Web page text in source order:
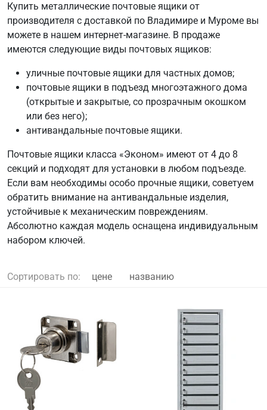
Купить металлические почтовые ящики от
производителя с доставкой по Владимире и Муроме вы
можете в нашем интернет-магазине. В продаже
имеются следующие виды почтовых ящиков:
уличные почтовые ящики для частных домов;
почтовые ящики в подъезд многоэтажного дома
(открытые и закрытые, со прозрачным окошком
или без него);
антивандальные почтовые ящики.
Почтовые ящики класса «Эконом» имеют от 4 до 8
секций и подходят для установки в любом подъезде.
Если вам необходимы особо прочные ящики, советуем
обратить внимание на антивандальные изделия,
устойчивые к механическим повреждениям.
Абсолютно каждая модель оснащена индивидуальным
набором ключей.
Сортировать по: цене названию